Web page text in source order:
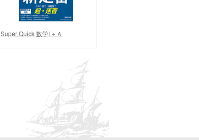
Super Quick 数学Ⅰ＋Ａ